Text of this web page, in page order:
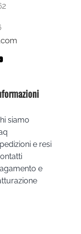
siamo
e resi
e